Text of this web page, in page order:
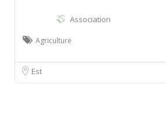
Association
Agriculture
Est